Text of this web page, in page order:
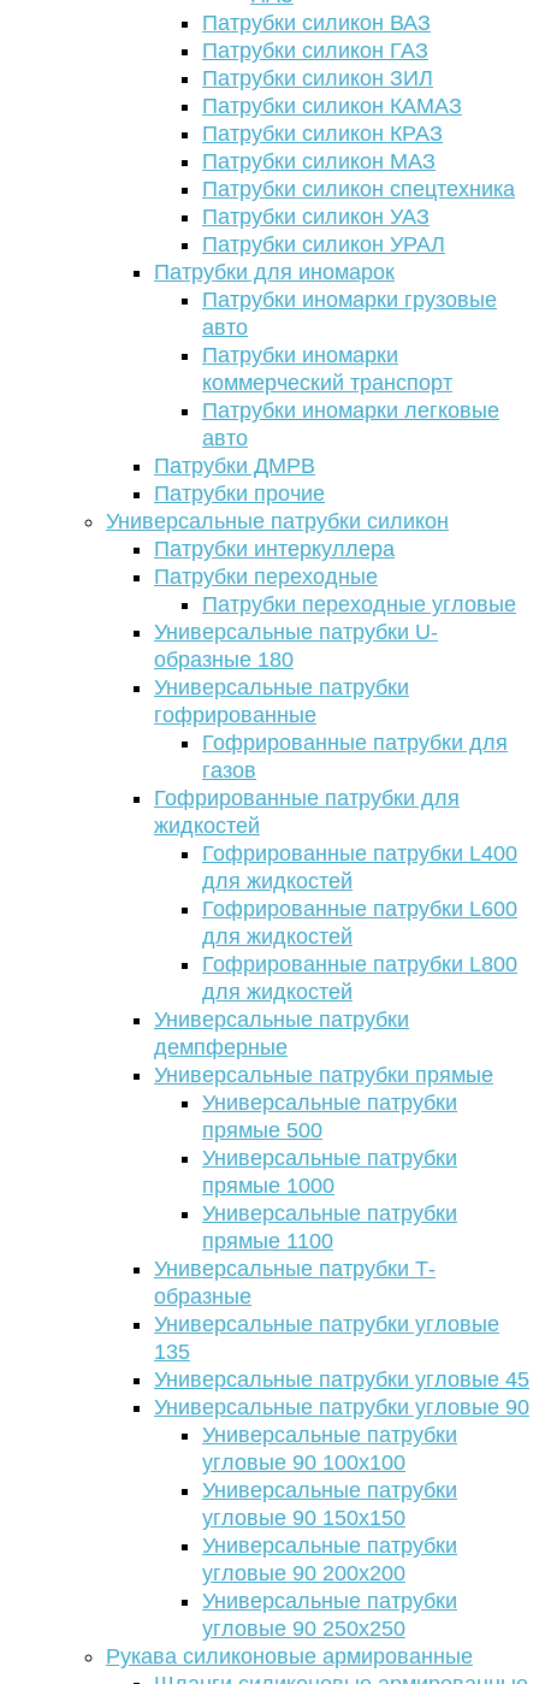
Патрубки силикон ВАЗ
Патрубки силикон ГАЗ
Патрубки силикон ЗИЛ
Патрубки силикон КАМАЗ
Патрубки силикон КРАЗ
Патрубки силикон МАЗ
Патрубки силикон спецтехника
Патрубки силикон УАЗ
Патрубки силикон УРАЛ
Патрубки для иномарок
Патрубки иномарки грузовые
авто
Патрубки иномарки
коммерческий транспорт
Патрубки иномарки легковые
авто
Патрубки ДМРВ
Патрубки прочие
Универсальные патрубки силикон
Патрубки интеркуллера
Патрубки переходные
Патрубки переходные угловые
Универсальные патрубки U-
образные 180
Универсальные патрубки
гофрированные
Гофрированные патрубки для
газов
Гофрированные патрубки для
жидкостей
Гофрированные патрубки L400
для жидкостей
Гофрированные патрубки L600
для жидкостей
Гофрированные патрубки L800
для жидкостей
Универсальные патрубки
демпферные
Универсальные патрубки прямые
Универсальные патрубки
прямые 500
Универсальные патрубки
прямые 1000
Универсальные патрубки
прямые 1100
Универсальные патрубки Т-
образные
Универсальные патрубки угловые
135
Универсальные патрубки угловые 45
Универсальные патрубки угловые 90
Универсальные патрубки
угловые 90 100х100
Универсальные патрубки
угловые 90 150х150
Универсальные патрубки
угловые 90 200х200
Универсальные патрубки
угловые 90 250х250
Рукава силиконовые армированные